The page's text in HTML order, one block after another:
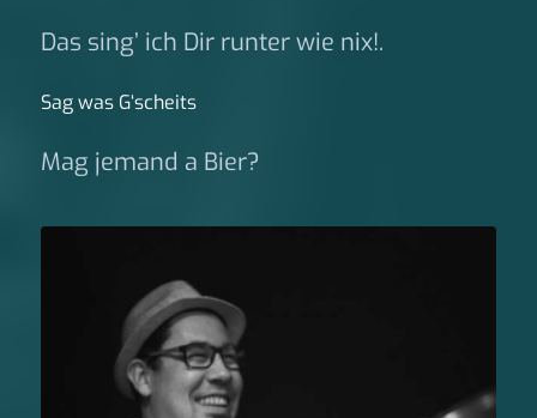
Das sing’ ich Dir runter wie nix!.
Sag was G‘scheits
Mag jemand a Bier?